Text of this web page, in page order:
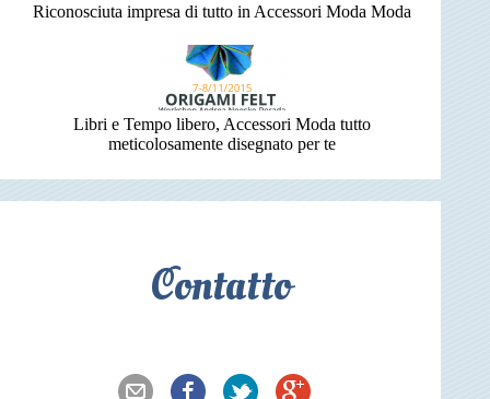
Riconosciuta impresa di tutto in Accessori Moda Moda
Libri e Tempo libero, Accessori Moda tutto
meticolosamente disegnato per te
Contatto